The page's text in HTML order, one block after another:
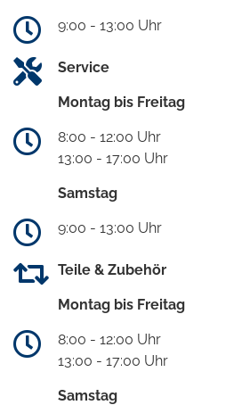
9:00 - 13:00 Uhr
Service
Montag bis Freitag
8:00 - 12:00 Uhr
13:00 - 17:00 Uhr
Samstag
9:00 - 13:00 Uhr
Teile & Zubehör
Montag bis Freitag
8:00 - 12:00 Uhr
13:00 - 17:00 Uhr
Samstag